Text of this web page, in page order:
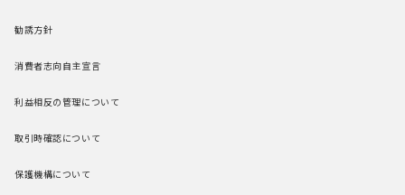
勧誘方針
消費者志向自主宣言
利益相反の管理について
取引時確認について
保護機構について